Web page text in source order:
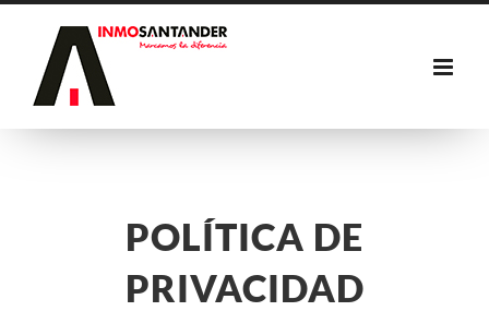
Saltar
contenido
POLÍTICA DE
PRIVACIDAD